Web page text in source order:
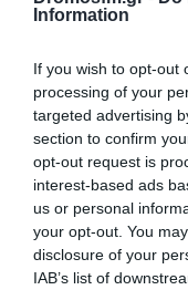
Information
If you wish to opt-out
processing of your
targeted advertising
section to confirm
opt-out request is
interest-based ads
us or personal
your opt-out. You
disclosure of your
IAB’s list of
ΕΙΠΕΣ – ΦΕΡΡΗΣ